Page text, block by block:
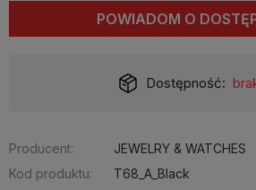
POWIADOM O
Dostępność:
Producent:
JEWELRY & WATCHES
Kod produktu:
T68_A_Black